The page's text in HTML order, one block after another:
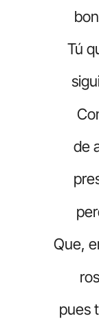
Tú
de
Que,
pues